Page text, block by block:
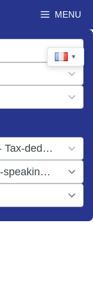
MENU
▼
Missions avec réduction fiscale - Tax-deductible missions
Missions francophones - French-speaking missions